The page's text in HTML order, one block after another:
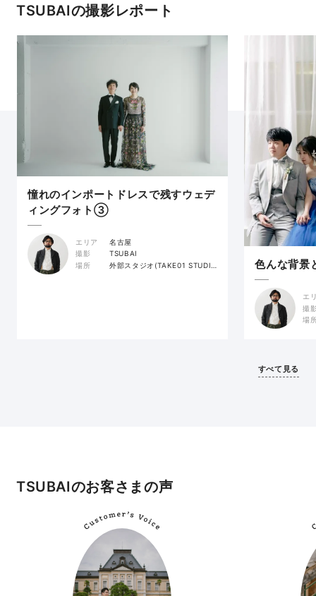
TSUBAIの撮影レポート
憧れのインポートドレスで残すウェデ
ィングフォト③
エリア
名古屋
撮影
TSUBAI
場所
外部スタジオ(TAKE01 STUDIO) 色んな背景
エ
撮
場
すべて見る
TSUBAIのお客さまの声